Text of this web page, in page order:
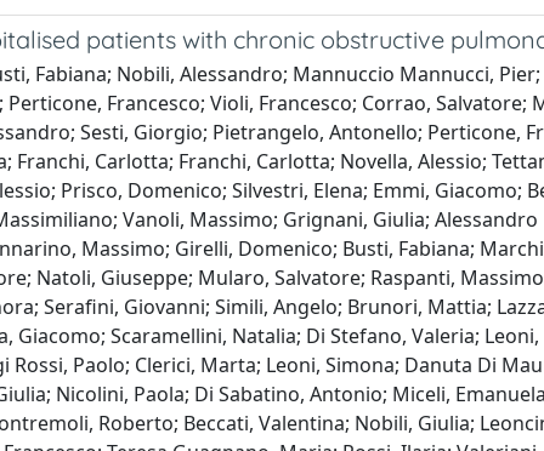
patients with chronic obstructive
Fabiana; Nobili, Alessandro; Mannuccio Mannucci,
Francesco; Violi, Francesco; Corrao,
Sesti, Giorgio; Pietrangelo, Antonello; Perticone,
Franchi, Carlotta; Franchi, Carlotta; Novella, Alessio;
Prisco, Domenico; Silvestri, Elena; Emmi,
Vanoli, Massimo; Grignani, Giulia;
Massimo; Girelli, Domenico; Busti, Fabiana;
Natoli, Giuseppe; Mularo, Salvatore; Raspanti,
Serafini, Giovanni; Simili, Angelo; Brunori, Mattia;
Scaramellini, Natalia; Di Stefano, Valeria;
Paolo; Clerici, Marta; Leoni, Simona; Danuta Di
Nicolini, Paola; Di Sabatino, Antonio; Miceli,
Roberto; Beccati, Valentina; Nobili, Giulia;